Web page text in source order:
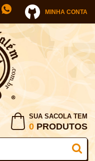
MINHA CONTA
SUA SACOLA TEM
0 PRODUTOS